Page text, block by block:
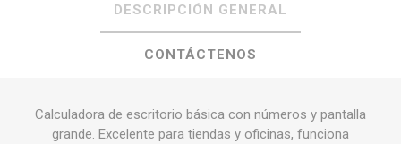
DESCRIPCIÓN GENERAL
CONTÁCTENOS
Calculadora de escritorio básica con números y pantalla
grande. Excelente para tiendas y oficinas, funciona